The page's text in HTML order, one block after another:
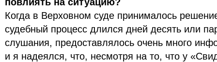
Когда в Верховном суде принималось
судебный процесс длился дней десять или
слушания, предоставлялось очень много
и я надеялся, что, несмотря на то, что у